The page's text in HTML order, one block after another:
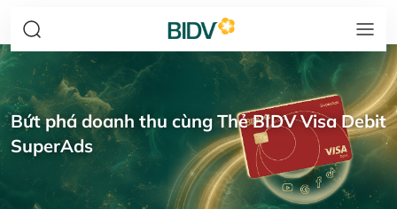
Bứt phá doanh thu cùng Thẻ BIDV Visa Debit
SuperAds